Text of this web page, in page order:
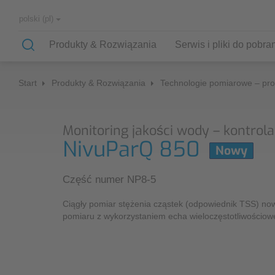
polski (pl)
Produkty & Rozwiązania
Aplikacje
Nasze aplikacje
System pomiarowy dla kanalizacji i
monitoring sieci – NIVUS
Czujnik poziomu dla oczyszczalni – Nivus
System pomiarowy do sieci wodnych –
NIVUS
Serwis i pliki do
Serwis
kampanie pomiarowe
pomiar porównawczy
montaże
Firma
Partnerstwo i współpraca
Nasza historia
NIVUS Niemcy
NIVUS Polska
świecie
Start Produkty & Rozwiązania Technologie pomiarowe –
Monitoring jakości wody –
NivuParQ 850 Nowy
Część numer NP8-5
Ciągły pomiar stężenia cząstek (odpowiednik TSS)
pomiaru z wykorzystaniem echa